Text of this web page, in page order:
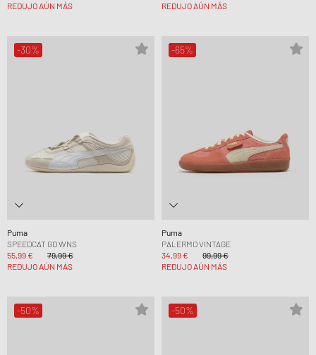
REDUJO AÚN MÁS
REDUJO AÚN MÁS
-30%
Puma
SPEEDCAT GO WNS
55,99 €
79,99 €
REDUJO AÚN MÁS
-65%
Puma
PALERMO VINTAGE
34,99 €
99,99 €
REDUJO AÚN MÁS
-50% -50%